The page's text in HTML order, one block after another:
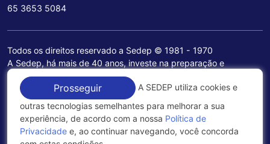
65 3653 5084
Todos os direitos reservado a Sedep © 1981 - 1970
A Sedep, há mais de 40 anos, investe na preparação e
treinamento de funcionários e na aquisição de tecnologia de
ponta para a ampliação de seu portfólio de serviços voltados
para a área jurídica, que contemplam informações seguras e
excelentes soluções empresariais.
Política de Privacidade
Prosseguir
A SEDEP utiliza cookies e
outras tecnologias semelhantes para melhorar a sua
experiência, de acordo com a nossa Política de
Privacidade e, ao continuar navegando, você concorda